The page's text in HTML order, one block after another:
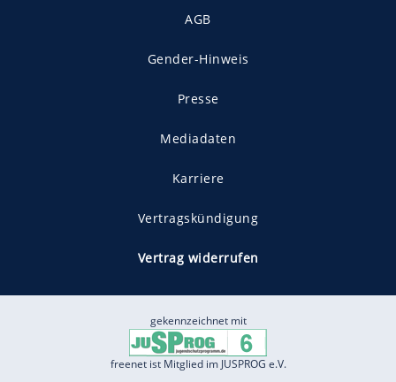
AGB
Gender-Hinweis
Presse
Mediadaten
Karriere
Vertragskündigung
Vertrag widerrufen
gekennzeichnet mit
freenet ist Mitglied im JUSPROG e.V.